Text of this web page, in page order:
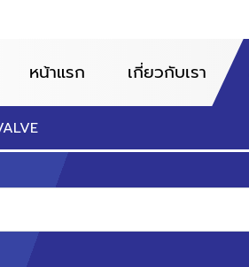
หน้าแรก เกี่ยวกับเรา